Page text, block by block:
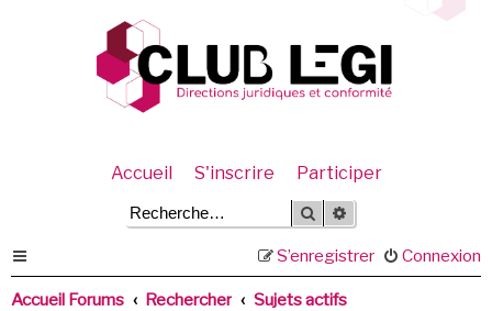
Accueil S'inscrire Participer
Rechercher
Connexion
S’enregistrer
Accueil Forums Rechercher Sujets actifs